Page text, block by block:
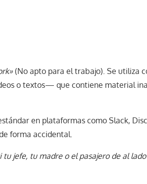
(No apto para el trabajo). Se utiliza
o textos— que contiene material
en plataformas como Slack,
forma accidental.
tu jefe, tu madre o el pasajero de al